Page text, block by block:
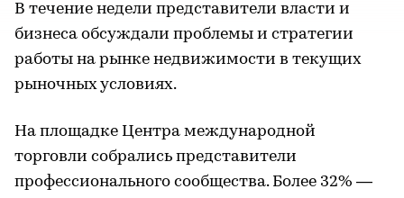
В течение недели представители власти и
бизнеса обсуждали проблемы и стратегии
работы на рынке недвижимости в текущих
рыночных условиях.
На площадке Центра международной
торговли собрались представители
профессионального сообщества. Более 32% —